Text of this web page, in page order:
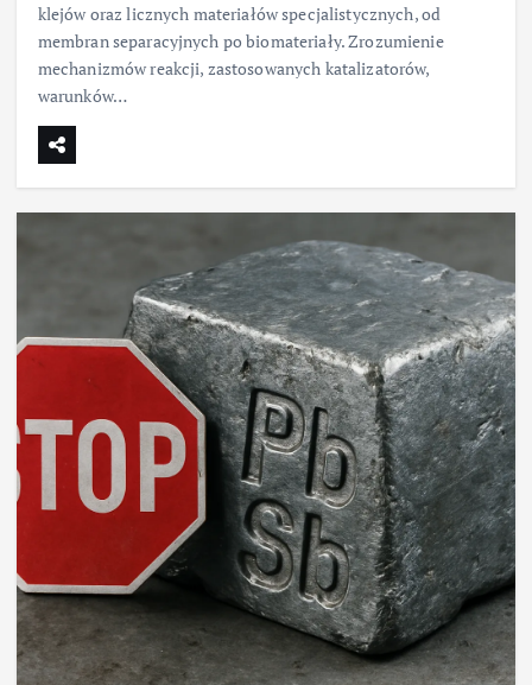
klejów oraz licznych materiałów specjalistycznych, od
membran separacyjnych po biomateriały. Zrozumienie
mechanizmów reakcji, zastosowanych katalizatorów,
warunków…